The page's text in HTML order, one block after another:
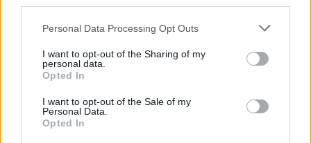
Please note that this website/app uses one or more Google
not limited to your visit or usage behaviour. You may click to
grant or deny consent to Google and its third-party tags to
use your data for below specified purposes in below Google
consent section.
Personal Data Processing Opt Outs
I want to opt-out of the Sharing of my
personal data.
Opted In
I want to opt-out of the Sale of my
Personal Data.
Opted In
και τη Δανία.
Reply
anast(@anast) 14 Οκτωβρίου 2025 22:18#694464
ΚΑΙ ΓΚΡΕΜΙΣΤΗΚΕ Η ΟΡΘΟΔΟΞΙΑ ΑΠΟ ΤΗΝ ΑΓΓΛΙΑ, ΜΠΗΚΕ Ο